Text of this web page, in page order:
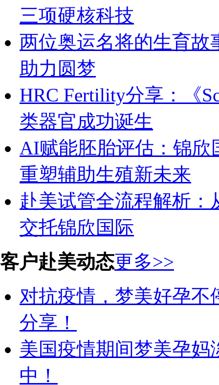
三项硬核科技
两位奥运名将的生育故
助力圆梦
HRC Fertility分享：《
类器官成功诞生
AI赋能胚胎评估：锦欣
重塑辅助生殖新未来
赴美试管全流程解析
交托锦欣国际
客户赴美动态更多>>
对抗疫情，梦美好孕
分享！
美国疫情期间梦美孕
中！